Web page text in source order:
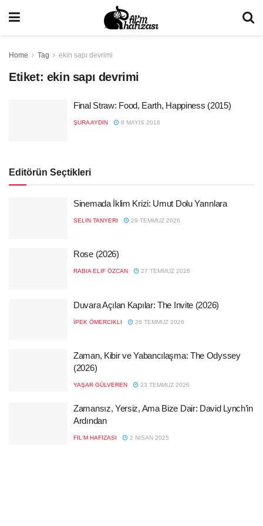
Home Tag ekin sapı devrimi
Etiket: ekin sapı devrimi
Final Straw: Food, Earth, Happiness (2015)
ŞURA AYDIN 8 MAYIS 2018
Editörün Seçtikleri
Sinemada İklim Krizi: Umut Dolu Yarınlara
SELIN TANYERI 29 TEMMUZ 2026
Rose (2026)
RABIA ELIF ÖZCAN 27 TEMMUZ 2026
Duvara Açılan Kapılar: The Invite (2026)
İPEK ÖMERCIKLI 26 TEMMUZ 2026
Zaman, Kibir ve Yabancılaşma: The Odyssey
(2026)
YAŞAR GÜLVEREN 23 TEMMUZ 2026
Zamansız, Yersiz, Ama Bize Dair: David Lynch’in
Ardından
FIL'M HAFIZASI 2 NISAN 2025